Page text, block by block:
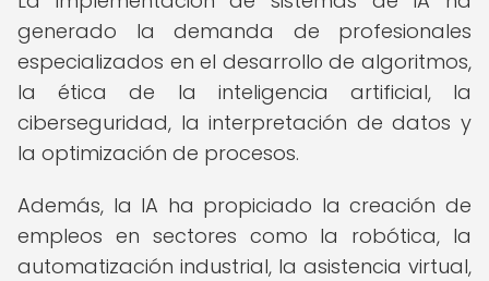
generado la demanda de profesionales
especializados en el desarrollo de algoritmos,
la ética de la inteligencia artificial, la
ciberseguridad, la interpretación de datos y
la optimización de procesos.
Además, la IA ha propiciado la creación de
empleos en sectores como la robótica, la
automatización industrial, la asistencia virtual,